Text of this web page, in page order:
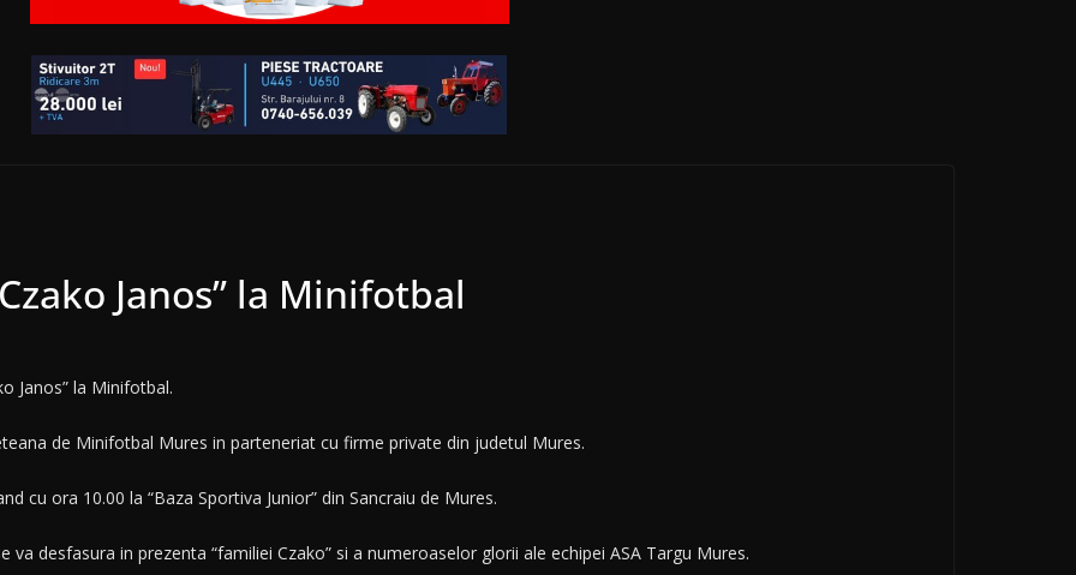
Janos” la Minifotbal
Janos” la Minifotbal.
de Minifotbal Mures in parteneriat cu firme private din judetul Mures.
cu ora 10.00 la “Baza Sportiva Junior” din Sancraiu de Mures.
desfasura in prezenta “familiei Czako” si a numeroaselor glorii ale echipei ASA Targu Mures.